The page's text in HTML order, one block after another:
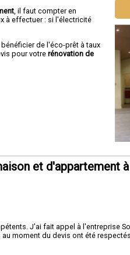
, il faut compter en
à effectuer : si l'électricité
de l'éco-prêt à taux
pour votre rénovation de
et d'appartement
J'ai fait appel à l'entreprise
moment du devis ont été